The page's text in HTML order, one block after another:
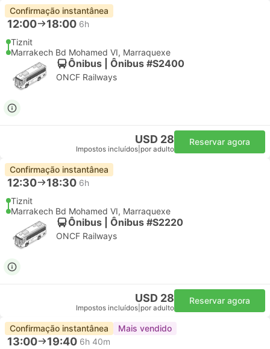
Confirmação instantânea
12:00 18:00 6h
Tiznit
Marrakech Bd Mohamed VI, Marraquexe
Ônibus | Ônibus #S2400
ONCF Railways
USD 28
Impostos incluídos por adulto
Reservar agora
Confirmação instantânea
12:30 18:30 6h
Tiznit
Marrakech Bd Mohamed VI, Marraquexe
Ônibus | Ônibus #S2220
ONCF Railways
USD 28
Impostos incluídos por adulto
Reservar agora
Confirmação instantânea Mais vendido
13:00 19:40 6h 40m